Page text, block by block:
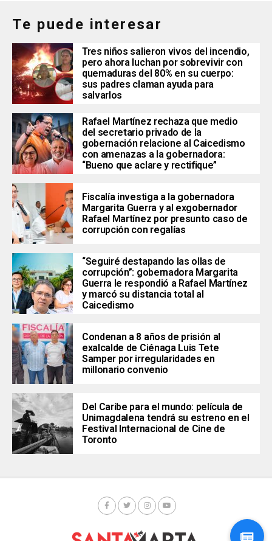
Te puede interesar
Tres niños salieron vivos del incendio,
pero ahora luchan por sobrevivir con
quemaduras del 80% en su cuerpo:
sus padres claman ayuda para
salvarlos
Rafael Martínez rechaza que medio
del secretario privado de la
gobernación relacione al Caicedismo
con amenazas a la gobernadora:
“Bueno que aclare y rectifique”
Fiscalía investiga a la gobernadora
Margarita Guerra y al exgobernador
Rafael Martínez por presunto caso de
corrupción con regalías
“Seguiré destapando las ollas de
corrupción”: gobernadora Margarita
Guerra le respondió a Rafael Martínez
y marcó su distancia total al
Caicedismo
Condenan a 8 años de prisión al
exalcalde de Ciénaga Luis Tete
Samper por irregularidades en
millonario convenio
Del Caribe para el mundo: película de
Unimagdalena tendrá su estreno en el
Festival Internacional de Cine de
Toronto